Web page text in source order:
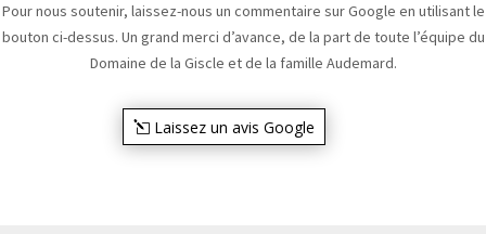
Pour nous soutenir, laissez-nous un commentaire sur Google en utilisant le
bouton ci-dessus. Un grand merci d’avance, de la part de toute l’équipe du
Domaine de la Giscle et de la famille Audemard.
Laissez un avis Google